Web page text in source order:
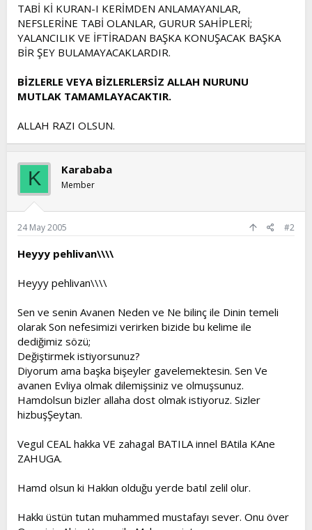
TABİ Kİ KURAN-I KERİMDEN ANLAMAYANLAR,
NEFSLERİNE TABİ OLANLAR, GURUR SAHİPLERİ;
YALANCILIK VE İFTİRADAN BAŞKA KONUŞACAK BAŞKA
BİR ŞEY BULAMAYACAKLARDIR.
BİZLERLE VEYA BİZLERLERSİZ ALLAH NURUNU
MUTLAK TAMAMLAYACAKTIR.
ALLAH RAZI OLSUN.
K Karababa
Member
24 May 2005 #2
Heyyy pehlivan\\\\
Heyyy pehlivan\\\\
Sen ve senin Avanen Neden ve Ne bilinç ile Dinin temeli
olarak Son nefesimizi verirken bizide bu kelime ile
dediğimiz sözü;
Değiştirmek istiyorsunuz?
Diyorum ama başka bişeyler gavelemektesin. Sen Ve
avanen Evliya olmak dilemişsiniz ve olmuşsunuz.
Hamdolsun bizler allaha dost olmak istiyoruz. Sizler
hizbuşŞeytan.
Vegul CEAL hakka VE zahagal BATILA innel BAtila KAne
ZAHUGA.
Hamd olsun ki Hakkın olduğu yerde batıl zelil olur.
Hakkı üstün tutan muhammed mustafayı sever. Onu över